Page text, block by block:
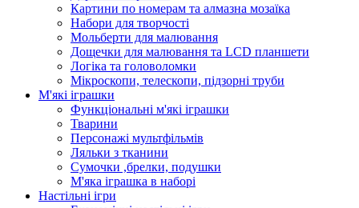
Картини по номерам та алмазна мозаїка
Набори для творчості
Мольберти для малювання
Дощечки для малювання та LCD планшети
Логіка та головоломки
Мікроскопи, телескопи, підзорні труби
М'які іграшки
Функціональні м'які іграшки
Тварини
Персонажі мультфільмів
Ляльки з тканини
Сумочки ,брелки, подушки
М'яка іграшка в наборі
Настільні ігри